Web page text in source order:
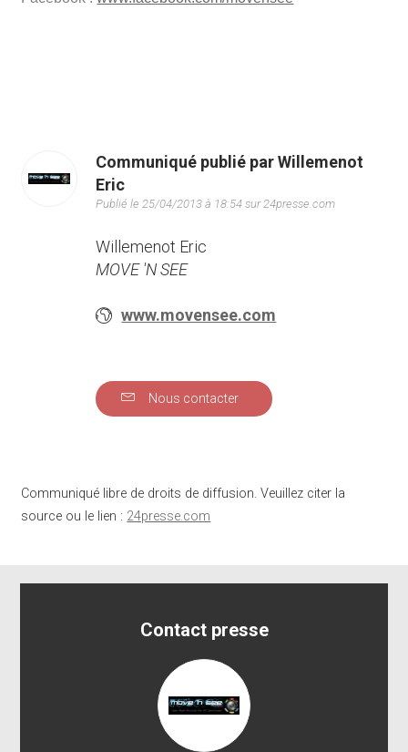
Communiqué publié par Willemenot
Eric
Publié le 25/04/2013 à 18:54 sur 24presse.com
Willemenot Eric
MOVE 'N SEE
www.movensee.com
Nous contacter
Communiqué libre de droits de diffusion. Veuillez citer la
source ou le lien : 24presse.com
Contact presse